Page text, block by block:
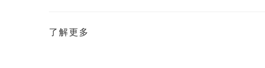
了解更多